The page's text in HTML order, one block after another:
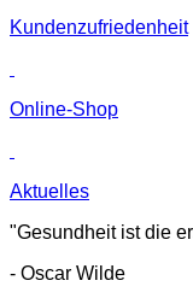
Kunden­zufriedenheit
Online-Shop
Aktuelles
"Gesundheit ist die
- Oscar Wilde